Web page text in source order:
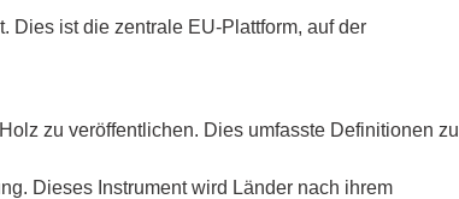
Dies ist die zentrale EU-Plattform, auf der
zu veröffentlichen. Dies umfasste Definitionen zu
Dieses Instrument wird Länder nach ihrem